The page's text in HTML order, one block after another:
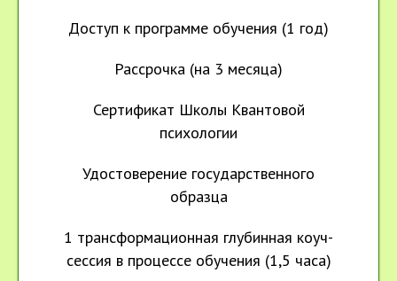
Доступ к программе обучения (1 год)
Рассрочка (на 3 месяца)
Сертификат Школы Квантовой
психологии
Удостоверение государственного
образца
1 трансформационная глубинная коуч-
сессия в процессе обучения (1,5 часа)